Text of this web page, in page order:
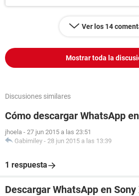
Ver los 14
Mostrar toda la
Discusiones similares
Cómo descargar WhatsApp
jhoela - 27 jun 2015 a las 23:51
Gabimiley - 28 jun 2015 a las 13:39
1 respuesta
Descargar WhatsApp en